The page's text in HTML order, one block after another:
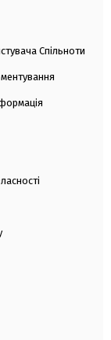
Спільноти